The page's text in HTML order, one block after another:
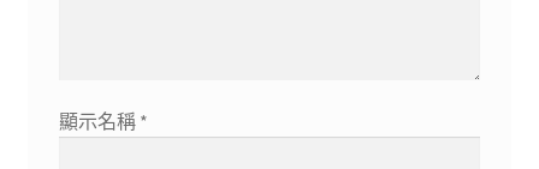
顯示名稱 *